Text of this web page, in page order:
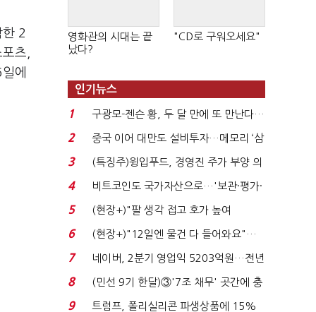
한 2
츠,
에
영화관의 시대는 끝
났다?
"CD로 구워오세요"
인기뉴스
1
구광모-젠슨 황, 두 달 만에 또 만난다…
로봇·AI 등 논...
2
중국 이어 대만도 설비투자…메모리 ‘삼
국전쟁’
3
(특징주)윙입푸드, 경영진 주가 부양 의
지에 상한가...
4
비트코인도 국가자산으로…'보관·평가·
처분' 기준은 ...
5
(현장+)"팔 생각 접고 호가 높여
요"…'덜 똘똘한 한 채' 20...
6
(현장+)"12일엔 물건 다 들어와요"…
빈 매대 채우며 문 연 ...
7
네이버, 2분기 영업익 5203억원…전년
비 0.2% 감소...
8
(민선 9기 한달)③'7조 채무' 곳간에 충
격…추미애, 20년...
9
트럼프, 폴리실리콘 파생상품에 15%